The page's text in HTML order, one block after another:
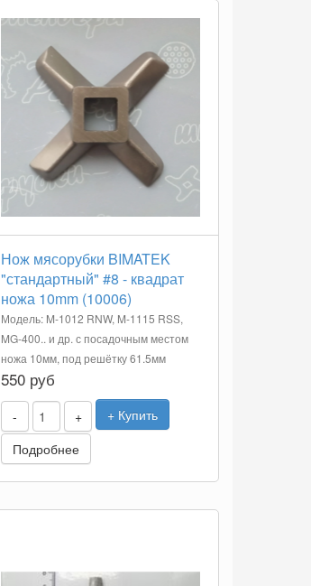
Нож мясорубки BIMATEK
"стандартный" #8 - квадрат
ножа 10mm (10006)
Модель: M-1012 RNW, M-1115 RSS,
MG-400.. и др. с посадочным местом
ножа 10мм, под решётку 61.5мм
550 руб
- +
+ Купить
Подробнее